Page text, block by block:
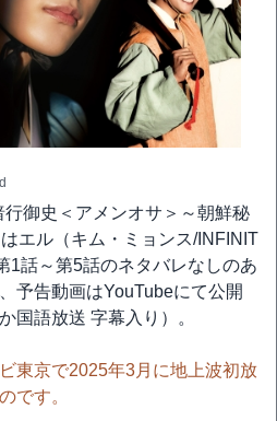
御史＜アメンオサ＞～朝鮮秘
エル（キム・ミョンス/INFINIT
1話～第5話のネタバレなしのあ
予告動画はYouTubeにて公開
国語放送 字幕入り）。
東京で2025年3月に地上波初放
です。